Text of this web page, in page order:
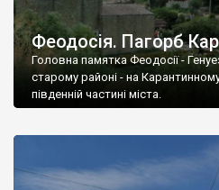
Феодосія. Пагорб
Головна памятка Феодосії -
старому районі - на
південній частині міста.